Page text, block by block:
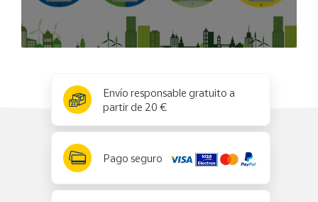
Envío responsable gratuito a
partir de 20 €
Pago seguro